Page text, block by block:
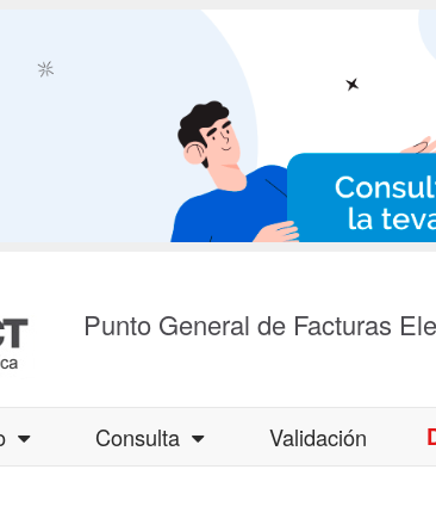
Punto General de Facturas
Consulta Validación